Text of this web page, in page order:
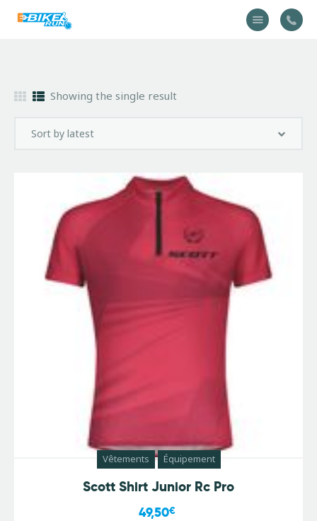
Vélo
Équipement
Contactez-nous
Showing the single result
Vêtements Équipement
Scott Shirt Junior Rc Pro
49,50€